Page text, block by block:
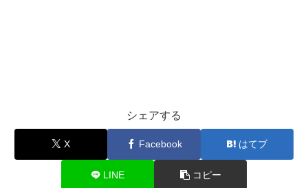
シェアする
X Facebook はてブ
LINE コピー